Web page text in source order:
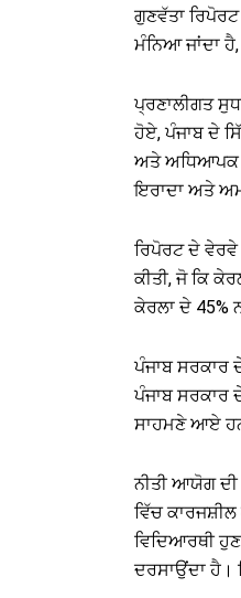
ਗੁਣਵੱਤਾ
ਮੰਨਿਆ ਜਾਂਦਾ
ਪ੍ਰਣਾਲੀਗਤ
ਹੋਏ, ਪੰਜਾਬ ਦੇ
ਅਤੇ ਅਧਿਆਪਕ
ਇਰਾਦਾ ਅਤੇ
ਰਿਪੋਰਟ ਦੇ ਵੇਰਵੇ
ਕੀਤੀ, ਜੋ ਕਿ
ਕੇਰਲਾ ਦੇ 45%
ਪੰਜਾਬ ਸਰਕਾਰ
ਪੰਜਾਬ ਸਰਕਾਰ
ਸਾਹਮਣੇ ਆਏ
ਨੀਤੀ ਆਯੋਗ ਦੀ
ਵਿੱਚ
ਵਿਦਿਆਰਥੀ
ਦਰਸਾਉਂਦਾ